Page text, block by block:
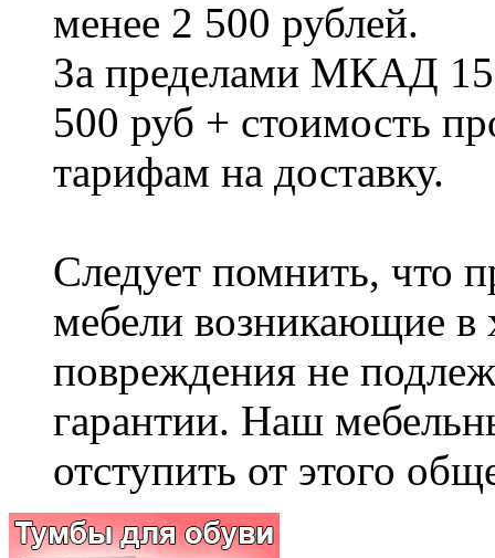
менее 2 500 рублей.
За пределами МКАД
500 руб + стоимость
тарифам на доставку.
Следует помнить, что
мебели возникающие в
повреждения не
гарантии. Наш
отступить от этого